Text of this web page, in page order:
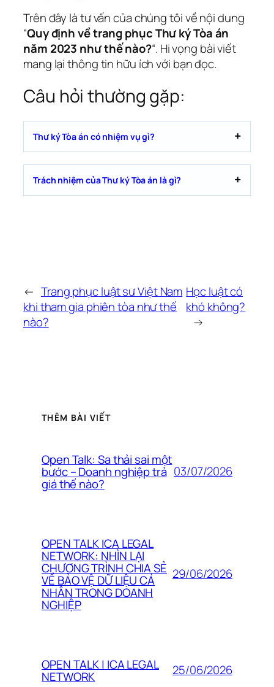
Trên đây là tư vấn của chúng tôi về nội dung
“Quy định về trang phục Thư ký Tòa án
năm 2023 như thế nào?“. Hi vọng bài viết
mang lại thông tin hữu ích với bạn đọc.
Câu hỏi thường gặp:
Thư ký Tòa án có nhiệm vụ gì?
Trách nhiệm của Thư ký Tòa án là gì?
← Trang phục luật sư Việt Nam
khi tham gia phiên tòa như thế
nào?
Học luật có
khó không?
→
THÊM BÀI VIẾT
Open Talk: Sa thải sai một
bước – Doanh nghiệp trả
giá thế nào?
03/07/2026
OPEN TALK ICA LEGAL
NETWORK: NHÌN LẠI
CHƯƠNG TRÌNH CHIA SẺ
VỀ BẢO VỆ DỮ LIỆU CÁ
NHÂN TRONG DOANH
NGHIỆP
29/06/2026
OPEN TALK | ICA LEGAL
NETWORK 25/06/2026